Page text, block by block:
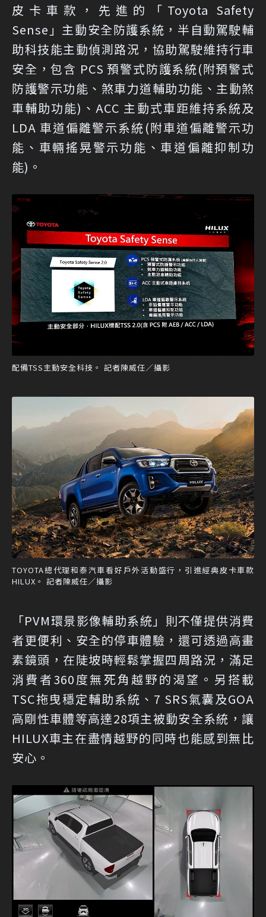
皮卡車款，先進的「Toyota Safety
Sense」主動安全防護系統，半自動駕駛輔
助科技能主動偵測路況，協助駕駛維持行車
安全，包含 PCS 預警式防護系統(附預警式
防護警示功能、煞車力道輔助功能、主動煞
車輔助功能)、ACC 主動式車距維持系統及
LDA 車道偏離警示系統(附車道偏離警示功
能、車輛搖晃警示功能、車道偏離抑制功
能)。
配備TSS主動安全科技。 記者陳威任／攝影
TOYOTA總代理和泰汽車看好戶外活動盛行，引進經典皮卡車款
HILUX。 記者陳威任／攝影
「PVM環景影像輔助系統」則不僅提供消費
者更便利、安全的停車體驗，還可透過高畫
素鏡頭，在陡坡時輕鬆掌握四周路況，滿足
消費者360度無死角越野的渴望。另搭載
TSC拖曳穩定輔助系統、7 SRS氣囊及GOA
高剛性車體等高達28項主被動安全系統，讓
HILUX車主在盡情越野的同時也能感到無比
安心。